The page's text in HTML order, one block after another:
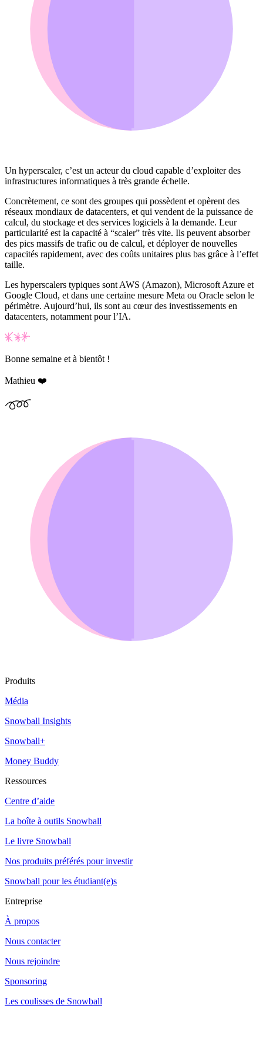
Un hyperscaler, c’est un acteur du cloud capable d’exploiter des
infrastructures informatiques à très grande échelle.
Concrètement, ce sont des groupes qui possèdent et opèrent des
réseaux mondiaux de datacenters, et qui vendent de la puissance de
calcul, du stockage et des services logiciels à la demande. Leur
particularité est la capacité à “scaler” très vite. Ils peuvent absorber
des pics massifs de trafic ou de calcul, et déployer de nouvelles
capacités rapidement, avec des coûts unitaires plus bas grâce à l’effet
taille.
Les hyperscalers typiques sont AWS (Amazon), Microsoft Azure et
Google Cloud, et dans une certaine mesure Meta ou Oracle selon le
périmètre. Aujourd’hui, ils sont au cœur des investissements en
datacenters, notamment pour l’IA.
Bonne semaine et à bientôt !
Mathieu ❤️
Produits
Média
Snowball Insights
Snowball+
Money Buddy
Ressources
Centre d’aide
La boîte à outils Snowball
Le livre Snowball
Nos produits préférés pour investir
Snowball pour les étudiant(e)s
Entreprise
À propos
Nous contacter
Nous rejoindre
Sponsoring
Les coulisses de Snowball